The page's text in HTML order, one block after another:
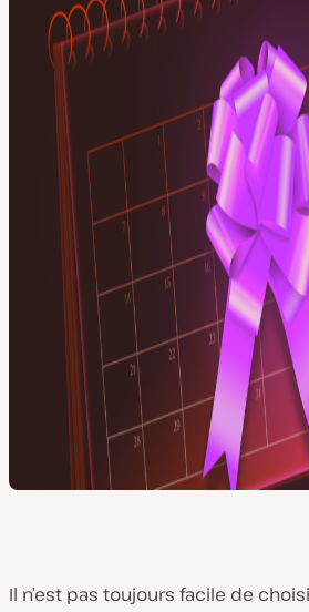
Il n’est pas toujours facile de